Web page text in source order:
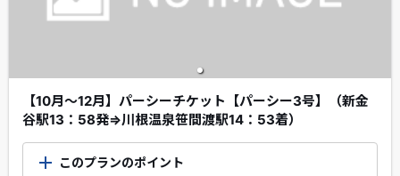
【10月～12月】パーシーチケット【パーシー3号】（新金
谷駅13：58発⇒川根温泉笹間渡駅14：53着）
このプランのポイント